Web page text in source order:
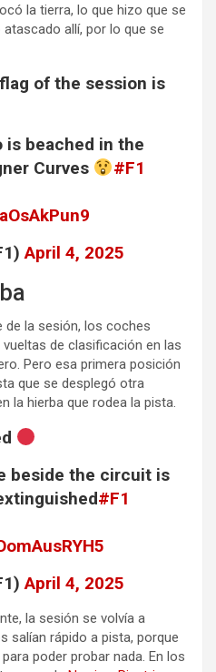
la tierra, lo que hizo que se
allí, por lo que se
of the session is
is beached in the
Curves
#F1
April 4, 2025
de la sesión, los coches
de clasificación en las
Pero esa primera posición
que se desplegó otra
la hierba que rodea la pista.
beside the circuit is
#F1
April 4, 2025
la sesión se volvía a
salían rápido a pista, porque
poder probar nada. En los